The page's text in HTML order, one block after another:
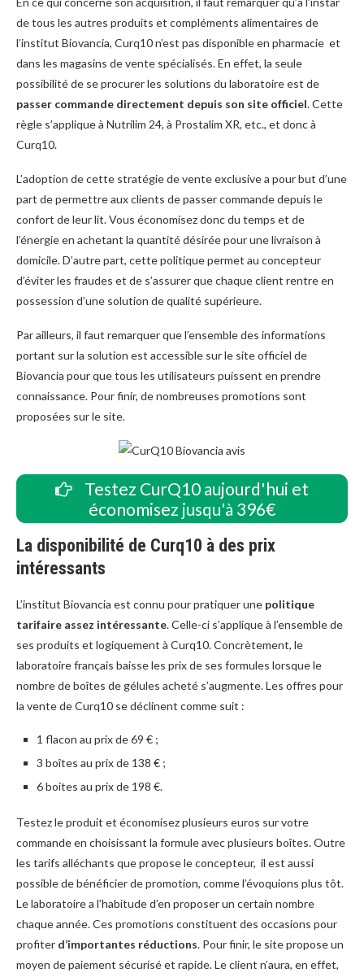
de tous les autres produits et compléments alimentaires de
l’institut Biovancia, Curq10 n’est pas disponible en pharmacie et
dans les magasins de vente spécialisés. En effet, la seule
possibilité de se procurer les solutions du laboratoire est de
passer commande directement depuis son site officiel. Cette
règle s’applique à Nutrilim 24, à Prostalim XR, etc., et donc à
Curq10.
L’adoption de cette stratégie de vente exclusive a pour but d’une
part de permettre aux clients de passer commande depuis le
confort de leur lit. Vous économisez donc du temps et de
l’énergie en achetant la quantité désirée pour une livraison à
domicile. D’autre part, cette politique permet au concepteur
d’éviter les fraudes et de s’assurer que chaque client rentre en
possession d’une solution de qualité supérieure.
Par ailleurs, il faut remarquer que l’ensemble des informations
portant sur la solution est accessible sur le site officiel de
Biovancia pour que tous les utilisateurs puissent en prendre
connaissance. Pour finir, de nombreuses promotions sont
proposées sur le site.
Testez CurQ10 aujourd'hui et
économisez jusqu'à 396€
La disponibilité de Curq10 à des prix
intéressants
L’institut Biovancia est connu pour pratiquer une politique
tarifaire assez intéressante. Celle-ci s’applique à l’ensemble de
ses produits et logiquement à Curq10. Concrètement, le
laboratoire français baisse les prix de ses formules lorsque le
nombre de boîtes de gélules acheté s’augmente. Les offres pour
la vente de Curq10 se déclinent comme suit :
1 flacon au prix de 69 € ;
3 boîtes au prix de 138 € ;
6 boites au prix de 198 €.
Testez le produit et économisez plusieurs euros sur votre
commande en choisissant la formule avec plusieurs boîtes. Outre
les tarifs alléchants que propose le concepteur, il est aussi
possible de bénéficier de promotion, comme l’évoquions plus tôt.
Le laboratoire a l’habitude d’en proposer un certain nombre
chaque année. Ces promotions constituent des occasions pour
profiter d’importantes réductions. Pour finir, le site propose un
moyen de paiement sécurisé et rapide. Le client n’aura, en effet,